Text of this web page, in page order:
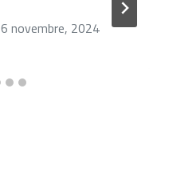
6 novembre, 2024